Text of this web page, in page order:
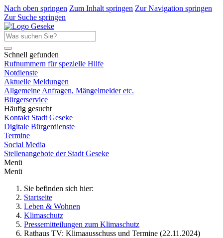
Nach oben springen Zum Inhalt springen Zur Navigation springen
Zur Suche springen
Schnell gefunden
Rufnummern für spezielle Hilfe
Notdienste
Aktuelle Meldungen
Allgemeine Anfragen, Mängelmelder etc.
Bürgerservice
Häufig gesucht
Kontakt Stadt Geseke
Digitale Bürgerdienste
Termine
Social Media
Stellenangebote der Stadt Geseke
Menü
Menü
Sie befinden sich hier:
Startseite
Leben & Wohnen
Klimaschutz
Pressemitteilungen zum Klimaschutz
Rathaus TV: Klimaausschuss und Termine (22.11.2024)